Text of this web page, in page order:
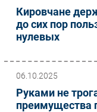
Кировчане
до сих пор
нулевых
06.10.2025
Руками не
преимущества